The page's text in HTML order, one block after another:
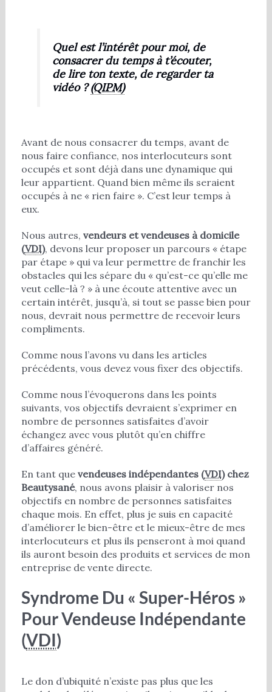
Quel est l’intérêt pour moi, de
consacrer du temps à t’écouter,
de lire ton texte, de regarder ta
vidéo ?(QIPM)
Avant de nous consacrer du temps, avant de
nous faire confiance, nos interlocuteurs sont
occupés et sont déjà dans une dynamique qui
leur appartient. Quand bien même ils seraient
occupés à ne « rien faire ». C’est leur temps à
eux.
Nous autres, vendeurs et vendeuses à domicile
(VDI), devons leur proposer un parcours « étape
par étape » qui va leur permettre de franchir les
obstacles qui les sépare du « qu’est-ce qu’elle me
veut celle-là ? » à une écoute attentive avec un
certain intérêt, jusqu’à, si tout se passe bien pour
nous, devrait nous permettre de recevoir leurs
compliments.
Comme nous l’avons vu dans les articles
précédents, vous devez vous fixer des objectifs.
Comme nous l’évoquerons dans les points
suivants, vos objectifs devraient s’exprimer en
nombre de personnes satisfaites d’avoir
échangez avec vous plutôt qu’en chiffre
d’affaires généré.
En tant que vendeuses indépendantes (VDI) chez
Beautysané, nous avons plaisir à valoriser nos
objectifs en nombre de personnes satisfaites
chaque mois. En effet, plus je suis en capacité
d’améliorer le bien-être et le mieux-être de mes
interlocuteurs et plus ils penseront à moi quand
ils auront besoin des produits et services de mon
entreprise de vente directe.
Syndrome Du « Super-Héros »
Pour Vendeuse Indépendante
(VDI)
Le don d’ubiquité n’existe pas plus que les